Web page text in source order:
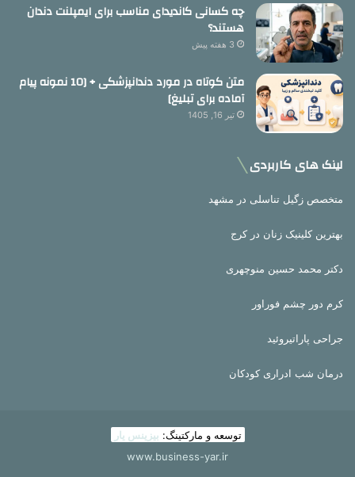
چه کسانی کاندیدای مناسب برای ایمپلنت دندان
هستند؟
3 هفته پیش
متن کوتاه در مورد دندانپزشکی + [10 نمونه پیام
آماده برای تبلیغ]
تیر 16, 1405
لینک های کاربردی
متخصص زگیل تناسلی در مشهد
بهترین کلینیک زنان در کرج
دکتر محمد حسین منوچهری
کرم دور چشم فوراور
جراحی پاراتیروئید
درمان شب ادراری کودکان
توسعه و مارکتینگ: بیزینس یار
www.business-yar.ir